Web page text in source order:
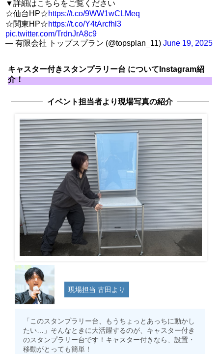
▼詳細はこちらをご覧ください
☆仙台HP☆https://t.co/9WW1wCLMeq
☆関東HP☆https://t.co/Y4tArcfhl3
pic.twitter.com/TrdnJrA8c9
— 有限会社 トップスプラン (@topsplan_11)June 19, 2025
キャスター付きスタンプラリー台 についてInstagram紹
介！
イベント担当者より現場写真の紹介
現場担当 古田より
「このスタンプラリー台、もうちょっとあっちに動かし
たい…」そんなときに大活躍するのが、キャスター付き
のスタンプラリー台です！キャスター付きなら、設置・
移動がとっても簡単！